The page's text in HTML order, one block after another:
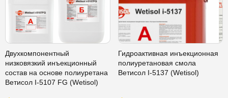
Двухкомпонентный
низковязкий инъекционный
состав на основе полиуретана
Ветисол I-5107 FG (Wetisol)
Гидроактивная инъекционная
полиуретановая смола
Ветисол I-5137 (Wetisol)